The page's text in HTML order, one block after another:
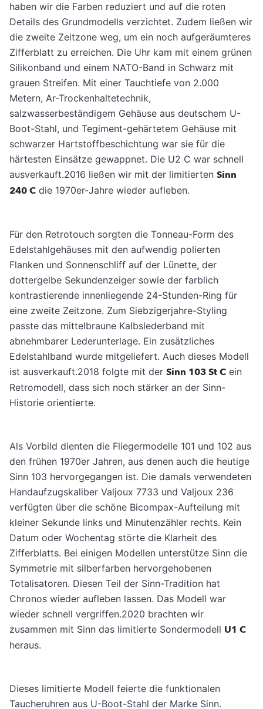
haben wir die Farben reduziert und auf die roten
Details des Grundmodells verzichtet. Zudem ließen wir
die zweite Zeitzone weg, um ein noch aufgeräumteres
Zifferblatt zu erreichen. Die Uhr kam mit einem grünen
Silikonband und einem NATO-Band in Schwarz mit
grauen Streifen. Mit einer Tauchtiefe von 2.000
Metern, Ar-Trockenhaltetechnik,
salzwasserbeständigem Gehäuse aus deutschem U-
Boot-Stahl, und Tegiment-gehärtetem Gehäuse mit
schwarzer Hartstoffbeschichtung war sie für die
härtesten Einsätze gewappnet. Die U2 C war schnell
ausverkauft.2016 ließen wir mit der limitierten Sinn
240 C die 1970er-Jahre wieder aufleben.
Für den Retrotouch sorgten die Tonneau-Form des
Edelstahlgehäuses mit den aufwendig polierten
Flanken und Sonnenschliff auf der Lünette, der
dottergelbe Sekundenzeiger sowie der farblich
kontrastierende innenliegende 24-Stunden-Ring für
eine zweite Zeitzone. Zum Siebzigerjahre-Styling
passte das mittelbraune Kalbslederband mit
abnehmbarer Lederunterlage. Ein zusätzliches
Edelstahlband wurde mitgeliefert. Auch dieses Modell
ist ausverkauft.2018 folgte mit der Sinn 103 St C ein
Retromodell, dass sich noch stärker an der Sinn-
Historie orientierte.
Als Vorbild dienten die Fliegermodelle 101 und 102 aus
den frühen 1970er Jahren, aus denen auch die heutige
Sinn 103 hervorgegangen ist. Die damals verwendeten
Handaufzugskaliber Valjoux 7733 und Valjoux 236
verfügten über die schöne Bicompax-Aufteilung mit
kleiner Sekunde links und Minutenzähler rechts. Kein
Datum oder Wochentag störte die Klarheit des
Zifferblatts. Bei einigen Modellen unterstütze Sinn die
Symmetrie mit silberfarben hervorgehobenen
Totalisatoren. Diesen Teil der Sinn-Tradition hat
Chronos wieder aufleben lassen. Das Modell war
wieder schnell vergriffen.2020 brachten wir
zusammen mit Sinn das limitierte Sondermodell U1 C
heraus.
Dieses limitierte Modell feierte die funktionalen
Taucheruhren aus U-Boot-Stahl der Marke Sinn.